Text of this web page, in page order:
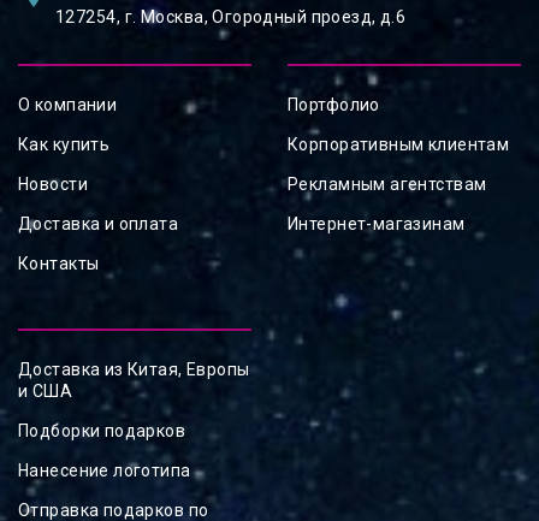
127254, ⁠г. Москва, Огородный проезд, д.6
О компании
Как купить
Новости
Доставка и оплата
Контакты
Портфолио
Корпоративным клиентам
Рекламным агентствам
Интернет-магазинам
Доставка из Китая, Европы
и США
Подборки подарков
Нанесение логотипа
Отправка подарков по